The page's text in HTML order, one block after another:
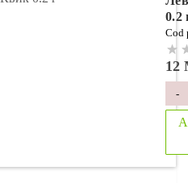
0.2
Cod
12
-